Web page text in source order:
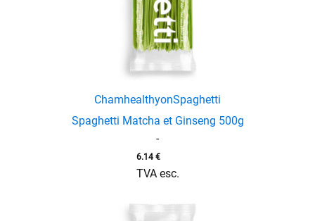
ChamhealthyonSpaghetti
Spaghetti Matcha et Ginseng 500g
-
6.14 €
TVA esc.